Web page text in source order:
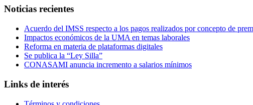
Noticias recientes
Acuerdo del IMSS respecto a los pagos realizados por concepto de
Impactos económicos de la UMA en temas laborales
Reforma en materia de plataformas digitales
Se publica la “Ley Silla”
CONASAMI anuncia incremento a salarios mínimos
Links de interés